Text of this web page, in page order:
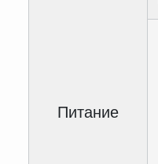
Питание